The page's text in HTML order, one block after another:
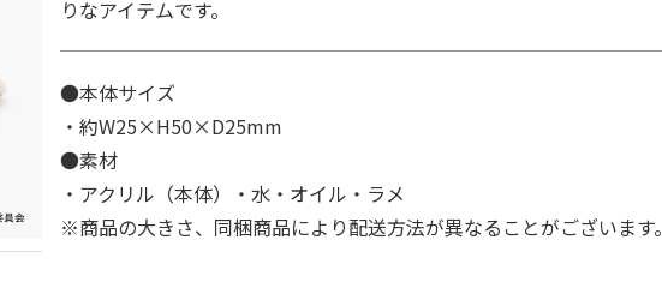
りなアイテムです。
●本体サイズ
・約W25×H50×D25mm
●素材
・アクリル（本体）・水・オイル・ラメ
※商品の大きさ、同梱商品により配送方法が異なることがございます。